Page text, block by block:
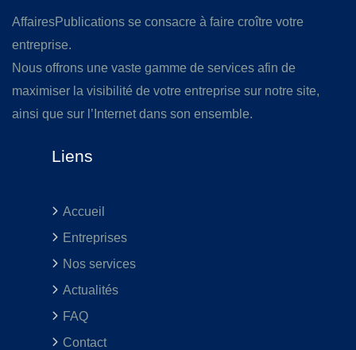
AffairesPublications se consacre à faire croître votre
entreprise.
Nous offrons une vaste gamme de services afin de
maximiser la visibilité de votre entreprise sur notre site,
ainsi que sur l’Internet dans son ensemble.
Liens
Accueil
Entreprises
Nos services
Actualités
FAQ
Contact